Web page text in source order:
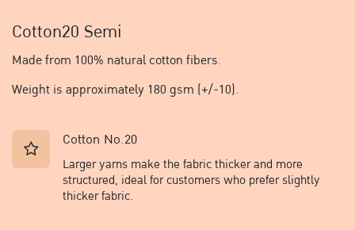
Cotton20 Semi
Made from 100% natural cotton fibers.
Weight is approximately 180 gsm (+/-10).
Cotton No.20
Larger yarns make the fabric thicker and more
structured, ideal for customers who prefer slightly
thicker fabric.